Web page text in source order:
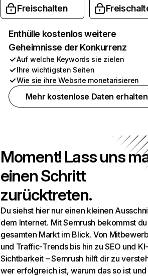
Freischalten
Enthülle kostenlos weitere
Geheimnisse der Konkurrenz
Auf welche Keywords sie zielen
Ihre wichtigsten Seiten
Wie sie ihre Website monetarisieren
Mehr kostenlose Daten erhalten
Moment! Lass uns
einen Schritt
zurücktreten.
Du siehst hier nur einen kleinen
dem Internet. Mit Semrush bekommst
gesamten Markt im Blick. Von
und Traffic-Trends bis hin zu SEO und KI-
Sichtbarkeit – Semrush hilft dir zu
wer erfolgreich ist, warum das so ist